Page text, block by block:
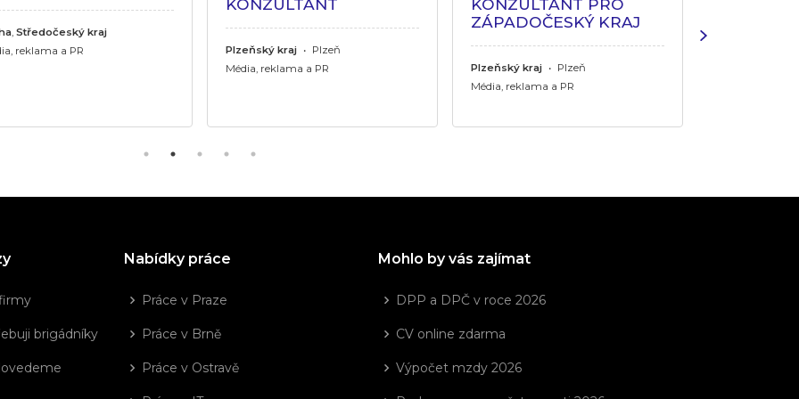
Středočeský kraj
reklama a PR
Plzeňský kraj • Plzeň
Média, reklama a PR
ZÁPADOČESKÝ KRAJ
Plzeňský kraj • Plzeň
Média, reklama a PR
brigádníky
Nabídky práce
Práce v Praze
Práce v Brně
Práce v Ostravě
Mohlo by vás zajímat
DPP a DPČ v roce 2026
CV online zdarma
Výpočet mzdy 2026